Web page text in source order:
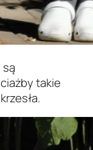
takie